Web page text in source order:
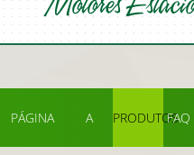
PÁGINA A PRODUTOSFAQ